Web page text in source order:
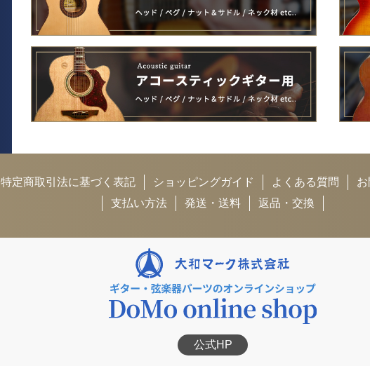
特定商取引法に基づく表記 ショッピングガイド よくある質問
支払い方法
発送・送料 返品・交換
公式HP